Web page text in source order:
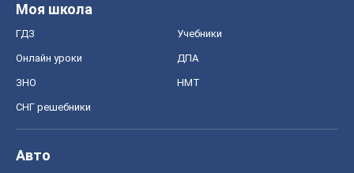
Моя школа
ГДЗ Учебники
Онлайн уроки ДПА
ЗНО НМТ
СНГ решебники
Авто